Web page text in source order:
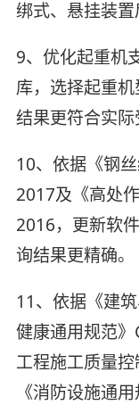
绑式、悬挂装置
9、优化起重机
库，选择起重
结果更符合实际
10、依据《钢
2017及《高处
2016，更新软
询结果更精确。
11、依据《建
健康通用规范
工程施工质量控
《消防设施通